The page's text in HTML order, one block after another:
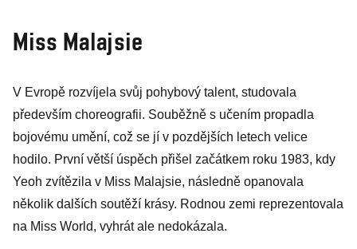
Miss Malajsie
V Evropě rozvíjela svůj pohybový talent, studovala
především choreografii. Souběžně s učením propadla
bojovému umění, což se jí v pozdějších letech velice
hodilo. První větší úspěch přišel začátkem roku 1983, kdy
Yeoh zvítězila v Miss Malajsie, následně opanovala
několik dalších soutěží krásy. Rodnou zemi reprezentovala
na Miss World, vyhrát ale nedokázala.